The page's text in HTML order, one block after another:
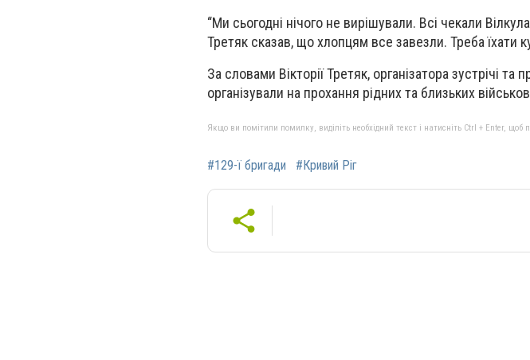
“Ми сьогодні нічого не вирішували. Всі чекали
Третяк сказав, що хлопцям все завезли. Треба їхати
За словами Вікторії Третяк, організатора зустрічі
організували на прохання рідних та близьких
Якщо ви помітили помилку, виділіть необхідний текст і натисніть Ctrl + Enter, щоб
#129-ї бригади #Кривий Ріг